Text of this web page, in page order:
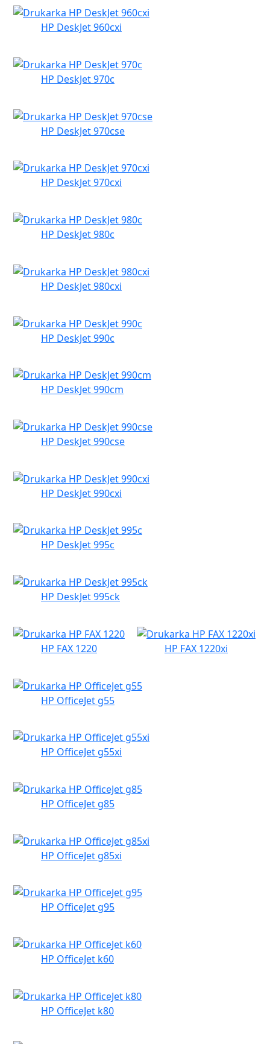
HP DeskJet 960cxi
HP DeskJet 970c
HP DeskJet 970cse
HP DeskJet 970cxi
HP DeskJet 980c
HP DeskJet 980cxi
HP DeskJet 990c
HP DeskJet 990cm
HP DeskJet 990cse
HP DeskJet 990cxi
HP DeskJet 995c
HP DeskJet 995ck
HP FAX 1220 HP FAX 1220xi
HP OfficeJet g55
HP OfficeJet g55xi
HP OfficeJet g85
HP OfficeJet g85xi
HP OfficeJet g95
HP OfficeJet k60
HP OfficeJet k80